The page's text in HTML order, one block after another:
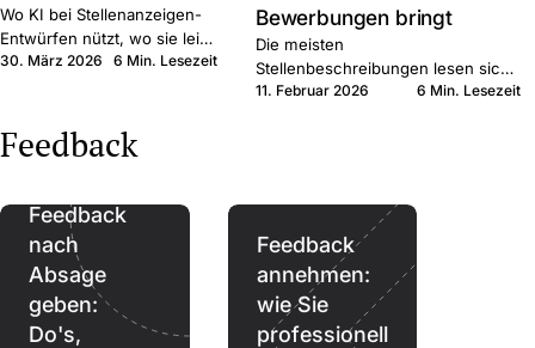
Wo KI bei Stellenanzeigen-
Entwürfen nützt, wo sie leise
schadet, und wo sie
Recruiter.
30. März 2026 6 Min. Lesezeit
Bewerbungen bringt
Die meisten
Stellenbeschreibungen lesen sich
wie interne HR-Notizen. Sechs
11. Februar 2026 6 Min. Lesezeit
Feedback
Feedback
nach
Absage
geben:
Do's,
Feedback
annehmen:
wie Sie
professionell